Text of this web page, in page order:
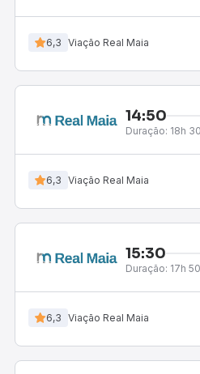
6,3 Viação Real Maia
14:50
Duração: 18h
6,3 Viação Real Maia
15:30
Duração: 17h
6,3 Viação Real Maia